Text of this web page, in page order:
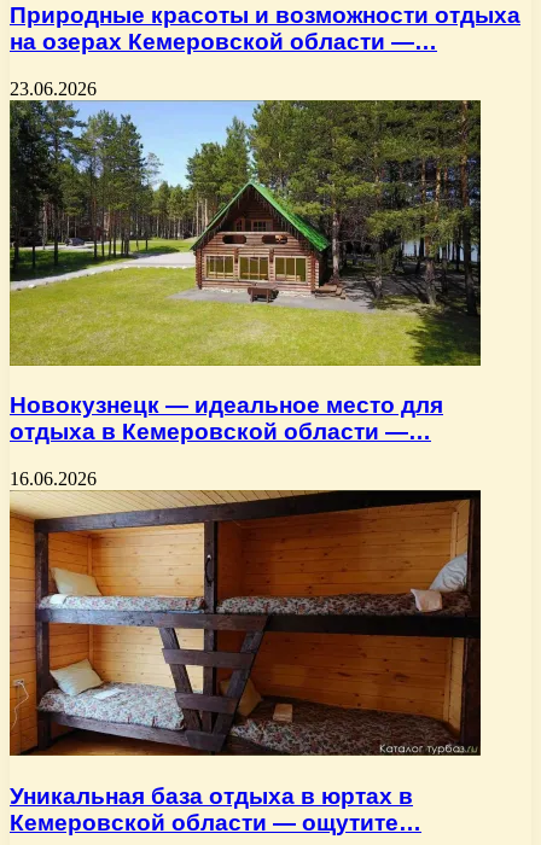
Природные красоты и возможности отдыха
на озерах Кемеровской области —…
23.06.2026
Новокузнецк — идеальное место для
отдыха в Кемеровской области —…
16.06.2026
Уникальная база отдыха в юртах в
Кемеровской области — ощутите…